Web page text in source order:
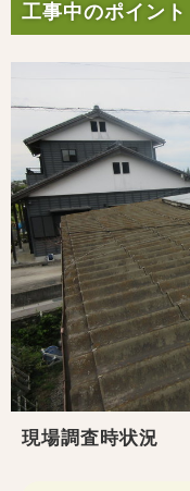
工事中のポイント
現場調査時状況